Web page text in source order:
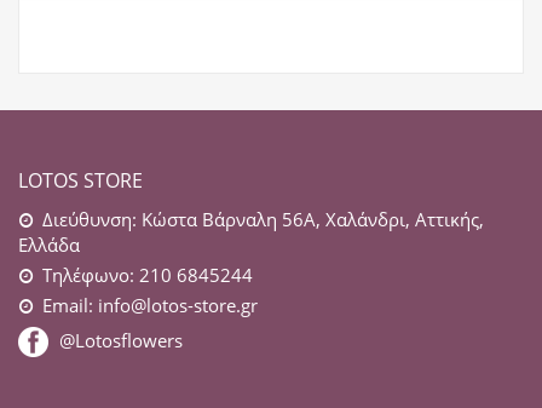
LOTOS STORE
Διεύθυνση: Κώστα Βάρναλη 56Α, Χαλάνδρι, Αττικής,
Ελλάδα
Τηλέφωνο: 210 6845244
Email: info@lotos-store.gr
@Lotosflowers